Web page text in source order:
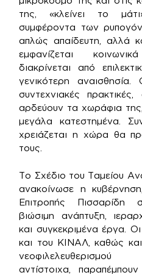
της, «κλείνει το
συμφέροντα των
απλώς απαίδευτη, αλλά
εμφανίζεται
διακρίνεται από
γενικότερη αναισθησία.
συντεχνιακές
αρδεύουν τα χωράφια
μεγάλα κατεστημένα.
χρειάζεται η χώρα θα
τους.
Το Σχέδιο του Ταμείου
ανακοίνωσε η
Επιτροπής Πισσαρίδη
βιώσιμη ανάπτυξη,
και συγκεκριμένα έργα.
και του ΚΙΝΑΛ, καθώς
αντίστοιχα,